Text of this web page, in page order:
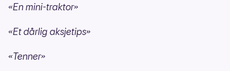
«En mini-traktor»
«Et dårlig aksjetips»
«Tenner»